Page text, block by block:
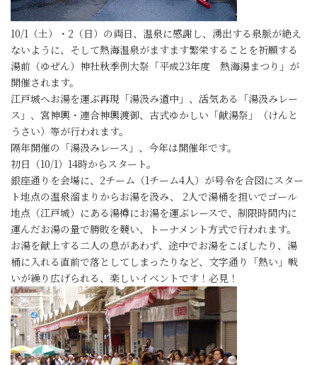
10/1（土）・2（日）の両日、温泉に感謝し、湧出する泉脈が絶え
ないように、そして熱海温泉がますます繁栄することを祈願する
湯前（ゆぜん）神社秋季例大祭「平成23年度 熱海湯まつり」が
開催されます。
江戸城へお湯を運ぶ再現「湯汲み道中」、活気ある「湯汲みレー
ス」、宮神輿・連合神輿渡御、古式ゆかしい「献湯祭」（けんと
うさい）等が行われます。
隔年開催の「湯汲みレース」、今年は開催年です。
初日（10/1）14時からスタート。
銀座通りを会場に、2チーム（1チーム4人）が号令を合図にスター
ト地点の温泉溜まりからお湯を汲み、 2人で湯桶を担いでゴール
地点（江戸城）にある湯樽にお湯を運ぶレースで、制限時間内に
運んだお湯の量で勝敗を競い、トーナメント方式で行われます。
お湯を献上する二人の息があわず、途中でお湯をこぼしたり、湯
桶に入れる直前で落としてしまったりなど、文字通り「熱い」戦
いが繰り広げられる、楽しいイベントです！必見！